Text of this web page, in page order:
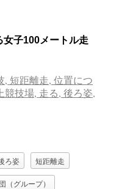
女子100メートル走
ろ姿 短距離走
（グループ）